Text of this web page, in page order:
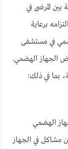
المرضى في
برعاية
في مستشفى
أمراض الجهاز الهضمي.
بما في ذلك:
الهضمي
مشاكل في الجهاز